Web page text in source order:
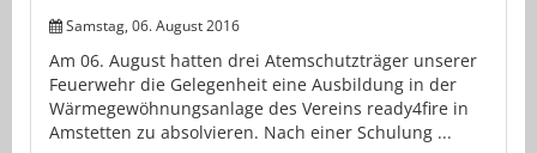
Samstag, 06. August 2016
Am 06. August hatten drei Atemschutzträger unserer
Feuerwehr die Gelegenheit eine Ausbildung in der
Wärmegewöhnungsanlage des Vereins ready4fire in
Amstetten zu absolvieren. Nach einer Schulung ...